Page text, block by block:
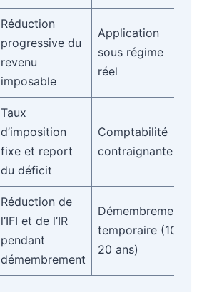
Réduction
progressive du
revenu
imposable
Application
sous régime
réel
Taux
d’imposition
fixe et report
du déficit
Comptabilité
contraignante
Réduction de
l’IFI et de l’IR
pendant
démembrement
Démembrement
temporaire (10-
20 ans)